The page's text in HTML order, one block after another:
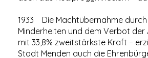
1933 Die Machtübernahme
Minderheiten und dem Verbot der
mit 33,8% zweitstärkste Kraft –
Stadt Menden auch die